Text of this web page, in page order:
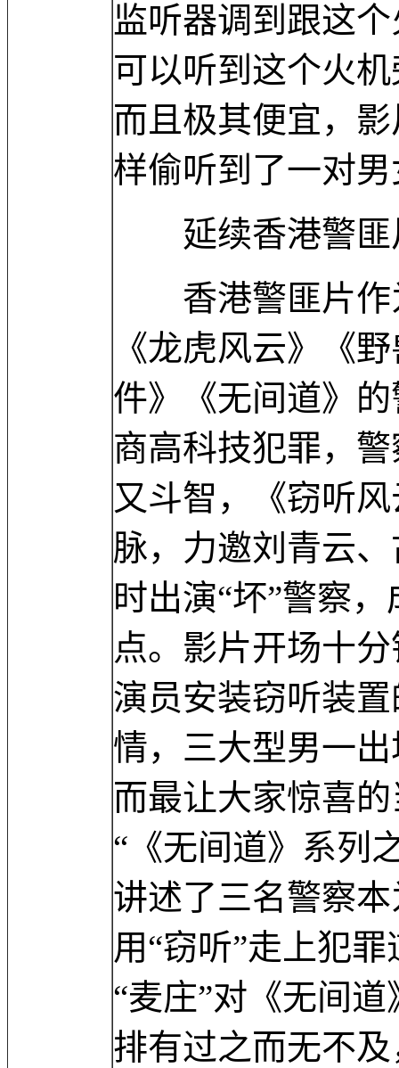
监听器调到跟这
可以听到这个火
而且极其便宜，
样偷听到了一对
延续香港警匪
香港警匪片作
《龙虎风云》《
件》《无间道》
商高科技犯罪，
又斗智，《窃听
脉，力邀刘青云
时出演“坏”警察
点。影片开场十
演员安装窃听装
情，三大型男一
而最让大家惊喜
“《无间道》系列
讲述了三名警察
用“窃听”走上犯
“麦庄”对《无间
排有过之而无不